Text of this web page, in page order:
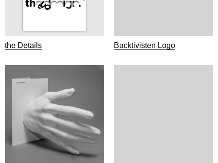
the Details Backtivisten Logo